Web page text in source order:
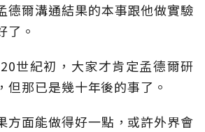
德爾溝通結果的本事跟他做實驗
了。
世紀初，大家才肯定孟德爾研
但那已是幾十年後的事了。
方面能做得好一點，或許外界會